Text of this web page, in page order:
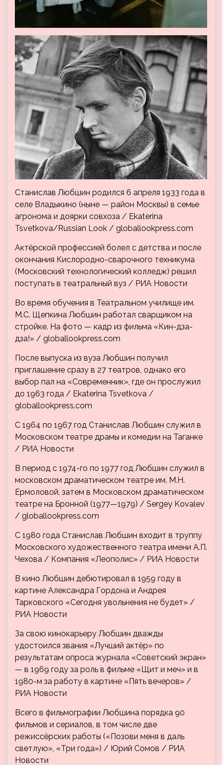
Станислав Любшин родился 6 апреля 1933 года в
селе Владыкино (ныне — район Москвы) в семье
агронома и доярки совхоза / Ekaterina
Tsvetkova/Russian Look / globallookpress.com
Актёрской профессией болел с детства и после
окончания Кислородно-сварочного техникума
(Московский технологический колледж) решил
поступать в театральный вуз / РИА Новости
Во время обучения в Театральном училище им.
М.С. Щепкина Любшин работал сварщиком на
стройке. На фото — кадр из фильма «Кин-дза-
дза!» / globallookpress.com
После выпуска из вуза Любшин получил
приглашение сразу в 27 театров, однако его
выбор пал на «Современник», где он прослужил
до 1963 года / Ekaterina Tsvetkova /
globallookpress.com
С 1964 по 1967 год Станислав Любшин служил в
Московском театре драмы и комедии на Таганке
/ РИА Новости
В период с 1974-го по 1977 год Любшин служил в
московском драматическом театре им. М.Н.
Ермоловой, затем в Московском драматическом
театре на Бронной (1977—1979) / Sergey Kovalev
/ globallookpress.com
С 1980 года Станислав Любшин входит в труппу
Московского художественного театра имени А.П.
Чехова / Компания «Леополис» / РИА Новости
В кино Любшин дебютировал в 1959 году в
картине Александра Гордона и Андрея
Тарковского «Сегодня увольнения не будет» /
РИА Новости
За свою кинокарьеру Любшин дважды
удостоился звания «Лучший актёр» по
результатам опроса журнала «Советский экран»
— в 1969 году за роль в фильме «Щит и меч» и в
1980-м за работу в картине «Пять вечеров» /
РИА Новости
Всего в фильмографии Любшина порядка 90
фильмов и сериалов, в том числе две
режиссёрских работы («Позови меня в даль
светлую», «Три года») / Юрий Сомов / РИА
Новости